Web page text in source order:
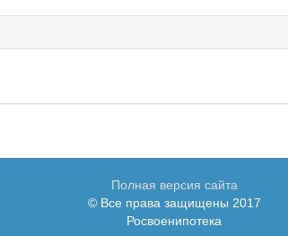
Полная версия сайта
© Все права защищены 2017
Росвоенипотека